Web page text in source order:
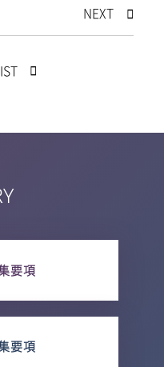
NEXT
要項
要項